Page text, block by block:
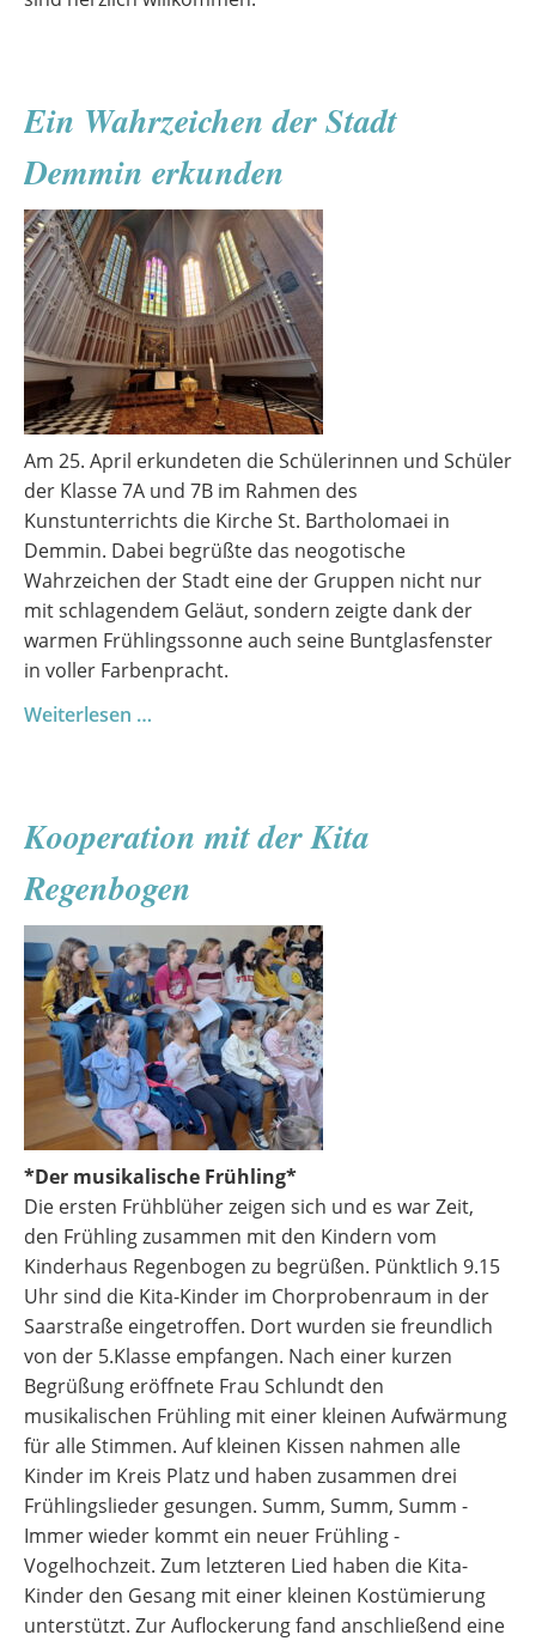
Ein Wahrzeichen der Stadt
Demmin erkunden
Am 25. April erkundeten die Schülerinnen und Schüler
der Klasse 7A und 7B im Rahmen des
Kunstunterrichts die Kirche St. Bartholomaei in
Demmin. Dabei begrüßte das neogotische
Wahrzeichen der Stadt eine der Gruppen nicht nur
mit schlagendem Geläut, sondern zeigte dank der
warmen Frühlingssonne auch seine Buntglasfenster
in voller Farbenpracht.
Weiterlesen …
Demmin
Kooperation mit der Kita
Regenbogen
*Der musikalische Frühling*
Die ersten Frühblüher zeigen sich und es war Zeit,
den Frühling zusammen mit den Kindern vom
Kinderhaus Regenbogen zu begrüßen. Pünktlich 9.15
Uhr sind die Kita-Kinder im Chorprobenraum in der
Saarstraße eingetroffen. Dort wurden sie freundlich
von der 5.Klasse empfangen. Nach einer kurzen
Begrüßung eröffnete Frau Schlundt den
musikalischen Frühling mit einer kleinen Aufwärmung
für alle Stimmen. Auf kleinen Kissen nahmen alle
Kinder im Kreis Platz und haben zusammen drei
Frühlingslieder gesungen. Summ, Summ, Summ -
Immer wieder kommt ein neuer Frühling -
Vogelhochzeit. Zum letzteren Lied haben die Kita-
Kinder den Gesang mit einer kleinen Kostümierung
unterstützt. Zur Auflockerung fand anschließend eine